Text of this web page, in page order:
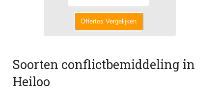
Offertes Vergelijken
Soorten conflictbemiddeling in
Heiloo